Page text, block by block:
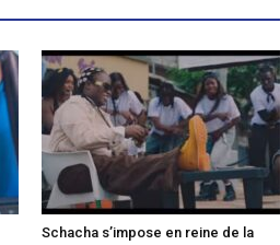
Schacha s’impose en reine de la